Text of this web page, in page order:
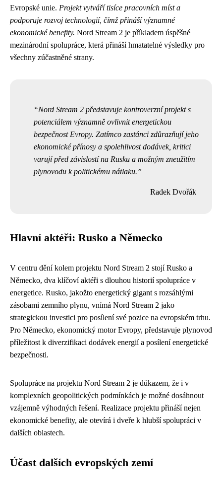
Evropské unie. Projekt vytváří tisíce pracovních míst a
podporuje rozvoj technologií, čímž přináší významné
ekonomické benefity. Nord Stream 2 je příkladem úspěšné
mezinárodní spolupráce, která přináší hmatatelné výsledky pro
všechny zúčastněné strany.
Nord Stream 2 představuje kontroverzní projekt s
potenciálem významně ovlivnit energetickou
bezpečnost Evropy. Zatímco zastánci zdůrazňují jeho
ekonomické přínosy a spolehlivost dodávek, kritici
varují před závislostí na Rusku a možným zneužitím
plynovodu k politickému nátlaku.
Radek Dvořák
Hlavní aktéři: Rusko a Německo
V centru dění kolem projektu Nord Stream 2 stojí Rusko a
Německo, dva klíčoví aktéři s dlouhou historií spolupráce v
energetice. Rusko, jakožto energetický gigant s rozsáhlými
zásobami zemního plynu, vnímá Nord Stream 2 jako
strategickou investici pro posílení své pozice na evropském trhu.
Pro Německo, ekonomický motor Evropy, představuje plynovod
příležitost k diverzifikaci dodávek energií a posílení energetické
bezpečnosti.
Spolupráce na projektu Nord Stream 2 je důkazem, že i v
komplexních geopolitických podmínkách je možné dosáhnout
vzájemně výhodných řešení. Realizace projektu přináší nejen
ekonomické benefity, ale otevírá i dveře k hlubší spolupráci v
dalších oblastech.
Účast dalších evropských zemí